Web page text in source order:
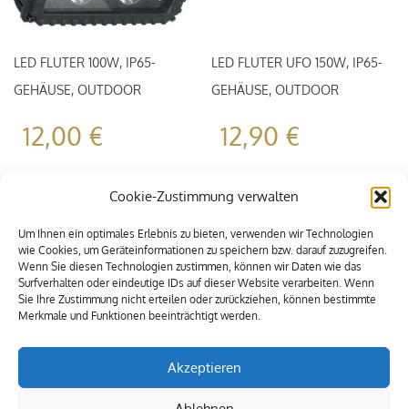
Cookie-Zustimmung verwalten
Um Ihnen ein optimales Erlebnis zu bieten, verwenden wir Technologien
wie Cookies, um Geräteinformationen zu speichern bzw. darauf zuzugreifen.
Wenn Sie diesen Technologien zustimmen, können wir Daten wie das
Surfverhalten oder eindeutige IDs auf dieser Website verarbeiten. Wenn
Sie Ihre Zustimmung nicht erteilen oder zurückziehen, können bestimmte
Merkmale und Funktionen beeinträchtigt werden.
Akzeptieren
LED FLUTER 100W, IP65-
GEHÄUSE, OUTDOOR
12,00 €
LED FLUTER UFO 150W, IP65-
GEHÄUSE, OUTDOOR
12,90 €